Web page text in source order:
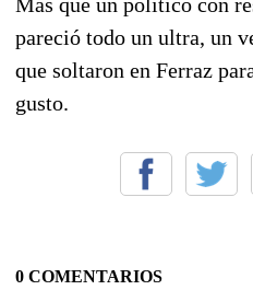
pareció todo un ultra, un
que soltaron en Ferraz
gusto.
0 COMENTARIOS